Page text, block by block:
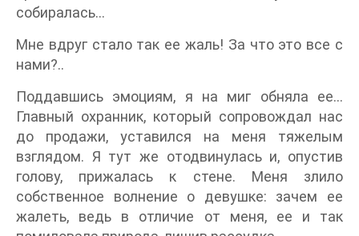
собиралась…
Мне вдруг стало так ее жаль! За что это все с
нами?..
Поддавшись эмоциям, я на миг обняла ее…
Главный охранник, который сопровождал нас
до продажи, уставился на меня тяжелым
взглядом. Я тут же отодвинулась и, опустив
голову, прижалась к стене. Меня злило
собственное волнение о девушке: зачем ее
жалеть, ведь в отличие от меня, ее и так